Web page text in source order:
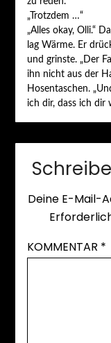
„Trotzdem …“
„Alles okay, Olli.“
lag Wärme. Er
und grinste. „Der
ihn nicht aus der
Hosentaschen.
ich dir, dass ich dir
Deine E-Mail-
KOMMENTAR *